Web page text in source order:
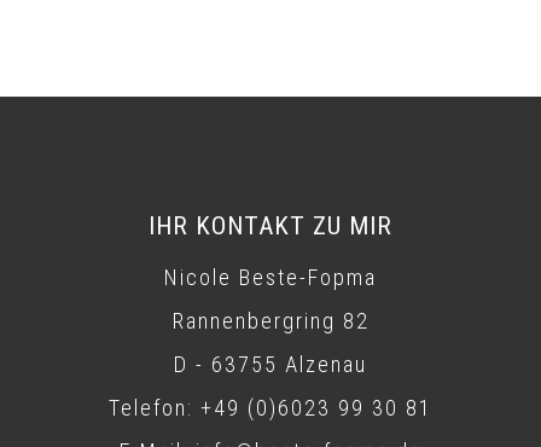
IHR KONTAKT ZU MIR
Nicole Beste-Fopma
Rannenbergring 82
D - 63755 Alzenau
Telefon: +49 (0)6023 99 30 81